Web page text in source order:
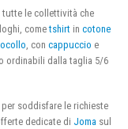
tutte le collettività che
cometshirt in cotone
, con cappuccio e
ordinabili dalla taglia 5/6
soddisfare le richieste
dedicate di Joma sul